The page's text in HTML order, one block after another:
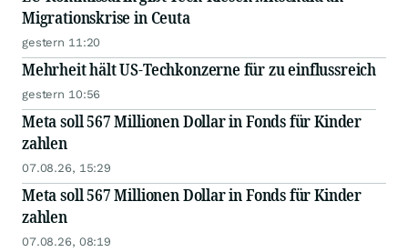
Migrationskrise in Ceuta
gestern 11:20
Mehrheit hält US-Techkonzerne für zu einflussreich
gestern 10:56
Meta soll 567 Millionen Dollar in Fonds für Kinder
zahlen
07.08.26, 15:29
Meta soll 567 Millionen Dollar in Fonds für Kinder
zahlen
07.08.26, 08:19